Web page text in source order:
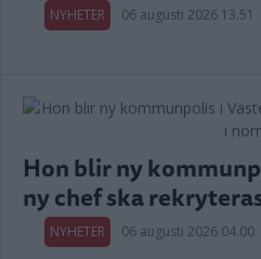
NYHETER 06 augusti 2026 13.51
Hon blir ny
ny chef ska
NYHETER 06 augusti 2026 04.00